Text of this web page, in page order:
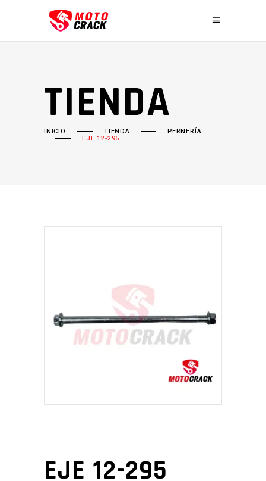
TIENDA
INICIO TIENDA PERNERÍA
EJE 12-295
EJE 12-295